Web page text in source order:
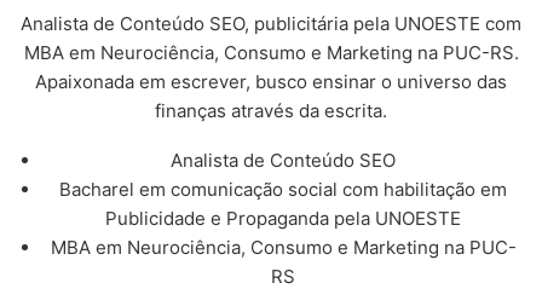
Analista de Conteúdo SEO, publicitária pela UNOESTE com
MBA em Neurociência, Consumo e Marketing na PUC-RS.
Apaixonada em escrever, busco ensinar o universo das
finanças através da escrita.
Analista de Conteúdo SEO
Bacharel em comunicação social com habilitação em
Publicidade e Propaganda pela UNOESTE
MBA em Neurociência, Consumo e Marketing na PUC-
RS